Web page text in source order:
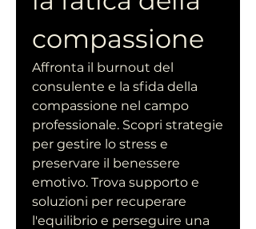
compassione
Affronta il burnout del
consulente e la sfida della
compassione nel campo
professionale. Scopri strategie
per gestire lo stress e
preservare il benessere
emotivo. Trova supporto e
soluzioni per recuperare
l'equilibrio e perseguire una